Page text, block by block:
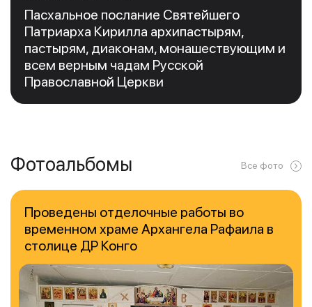
Пасхальное послание Святейшего
Патриарха Кирилла архипастырям,
пастырям, диаконам, монашествующим и
всем верным чадам Русской
Православной Церкви
Фотоальбомы Все фото
Проведены отделочные работы во
временном храме Архангела Рафаила в
столице ДР Конго